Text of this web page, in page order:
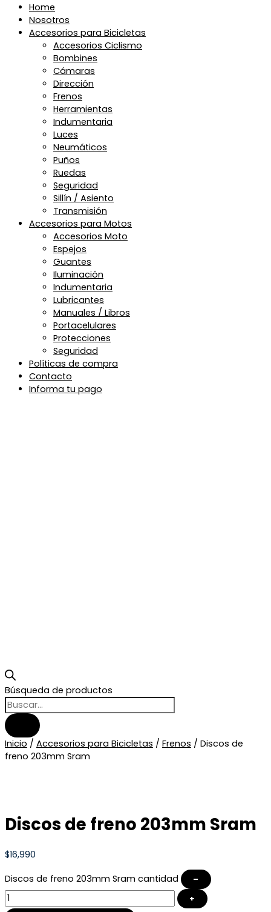
Home
Nosotros
Accesorios para Bicicletas
Accesorios Ciclismo
Bombines
Cámaras
Dirección
Frenos
Herramientas
Indumentaria
Luces
Neumáticos
Puños
Ruedas
Seguridad
Sillín / Asiento
Transmisión
Accesorios para Motos
Accesorios Moto
Espejos
Guantes
Iluminación
Indumentaria
Lubricantes
Manuales / Libros
Portacelulares
Protecciones
Seguridad
Políticas de compra
Contacto
Informa tu pago
Búsqueda de productos
Inicio / Accesorios para Bicicletas / Frenos / Discos de
freno 203mm Sram
Discos de freno 203mm Sram
$16,990
Discos de freno 203mm Sram cantidad
–
+